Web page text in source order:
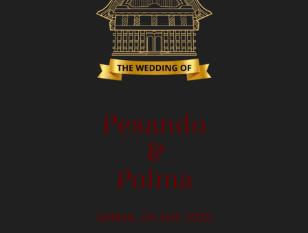
Pesando
&
Polma
Selasa, 24 Juni 2025